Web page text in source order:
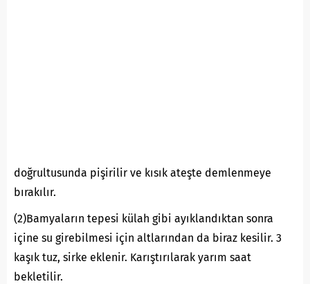
doğrultusunda pişirilir ve kısık ateşte demlenmeye
bırakılır.
(2)Bamyaların tepesi külah gibi ayıklandıktan sonra
içine su girebilmesi için altlarından da biraz kesilir. 3
kaşık tuz, sirke eklenir. Karıştırılarak yarım saat
bekletilir.